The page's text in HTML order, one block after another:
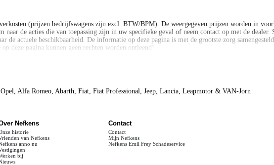
(prijzen bedrijfswagens zijn excl. BTW/BPM). De weergegeven prijzen worden in
de acties die van toepassing zijn in uw specifieke geval of neem contact op met de dealer.
actuele beschikbaarheid. De informatie op deze pagina is met de grootste zorg
deze pagina kunnen geen rechten worden ontleend!
(prijzen bedrijfswagens zijn excl. BTW/BPM). De weergegeven prijzen worden in
de acties die van toepassing zijn in uw specifieke geval of neem contact op met de dealer.
actuele beschikbaarheid. De informatie op deze pagina is met de grootste zorg
deze pagina kunnen geen rechten worden ontleend!
Alfa Romeo, Abarth, Fiat, Fiat Professional, Jeep, Lancia, Leapmotor & VAN-Jorn
Nefkens
historie
van Nefkens
anno nu
bij
Contact
Contact
Mijn Nefkens
Nefkens Emil Frey Schadeservice